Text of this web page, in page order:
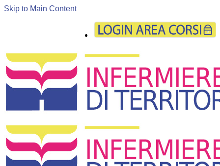
Skip to Main Content